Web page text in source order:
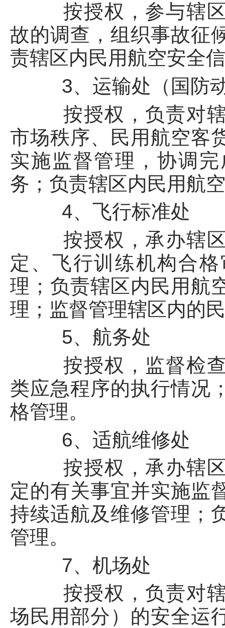
按授权，参与辖区
故的调查，组织事故征
责辖区内民用航空安全
3、运输处（国防
按授权，负责对辖
市场秩序、民用航空客
实施监督管理，协调
务；负责辖区内民用航
4、飞行标准处
按授权，承办辖区
定、飞行训练机构合
理；负责辖区内民用航
理；监督管理辖区内的
5、航务处
按授权，监督检查
类应急程序的执行情况
格管理。
6、适航维修处
按授权，承办辖区
定的有关事宜并实施监
持续适航及维修管理；
管理。
7、机场处
按授权，负责对辖
场民用部分）的安全运